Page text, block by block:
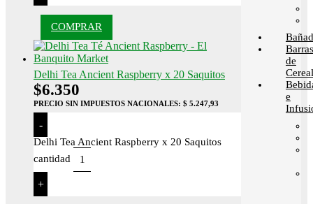
COMPRAR
Delhi Tea Ancient Raspberry x 20 Saquitos
$6.350
PRECIO SIN IMPUESTOS NACIONALES: $ 5.247,93
-
Delhi Tea Ancient Raspberry x 20 Saquitos
cantidad
+
Barras
de
e